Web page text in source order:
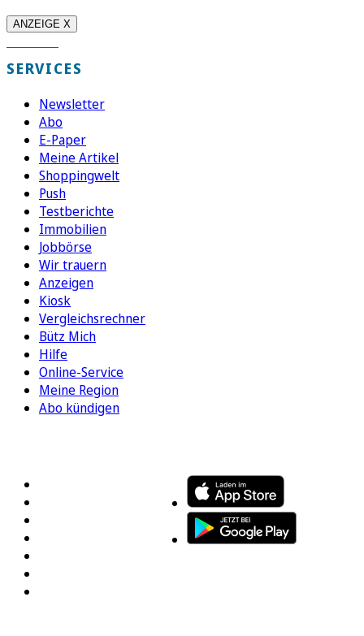
ANZEIGE X
SERVICES
Newsletter
Abo
E-Paper
Meine Artikel
Shoppingwelt
Push
Testberichte
Immobilien
Jobbörse
Wir trauern
Anzeigen
Kiosk
Vergleichsrechner
Bütz Mich
Hilfe
Online-Service
Meine Region
Abo kündigen